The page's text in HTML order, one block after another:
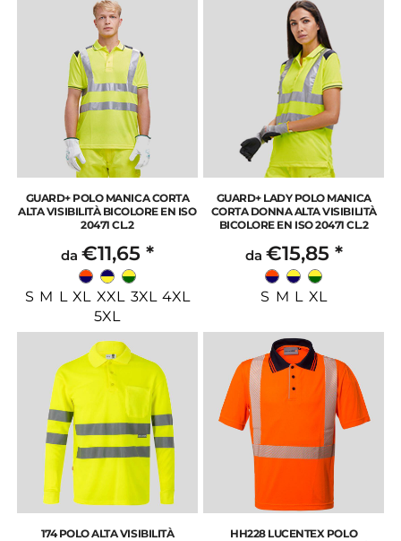
GUARD+ POLO MANICA CORTA
ALTA VISIBILITÀ BICOLORE EN ISO
20471 CL.2
da €11,65 *
S M L XL XXL 3XL 4XL
5XL
GUARD+ LADY POLO MANICA
CORTA DONNA ALTA VISIBILITÀ
BICOLORE EN ISO 20471 CL.2
da €15,85 *
S M L XL
174 POLO ALTA VISIBILITÀ
HH228 LUCENTEX POLO